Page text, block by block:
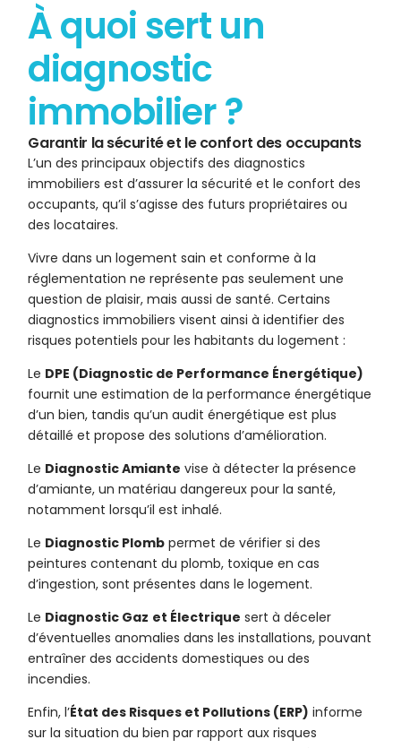
À quoi sert un
diagnostic
immobilier ?
Garantir la sécurité et le confort des occupants
L’un des principaux objectifs des diagnostics
immobiliers est d’assurer la sécurité et le confort des
occupants, qu’il s’agisse des futurs propriétaires ou
des locataires.
Vivre dans un logement sain et conforme à la
réglementation ne représente pas seulement une
question de plaisir, mais aussi de santé. Certains
diagnostics immobiliers visent ainsi à identifier des
risques potentiels pour les habitants du logement :
Le DPE (Diagnostic de Performance Énergétique)
fournit une estimation de la performance énergétique
d’un bien, tandis qu’un audit énergétique est plus
détaillé et propose des solutions d’amélioration.
Le Diagnostic Amiante vise à détecter la présence
d’amiante, un matériau dangereux pour la santé,
notamment lorsqu’il est inhalé.
Le Diagnostic Plomb permet de vérifier si des
peintures contenant du plomb, toxique en cas
d’ingestion, sont présentes dans le logement.
Le Diagnostic Gaz et Électrique sert à déceler
d’éventuelles anomalies dans les installations, pouvant
entraîner des accidents domestiques ou des
incendies.
Enfin, l’État des Risques et Pollutions (ERP) informe
sur la situation du bien par rapport aux risques